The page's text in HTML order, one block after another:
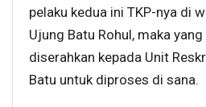
pelaku kedua ini TKP-nya di
Ujung Batu Rohul, maka
diserahkan kepada Unit
Batu untuk diproses di sana.